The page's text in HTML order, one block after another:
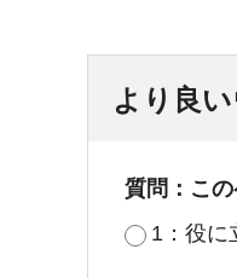
より良
質問：こ
1：役に